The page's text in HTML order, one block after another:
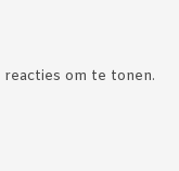
reacties om te tonen.